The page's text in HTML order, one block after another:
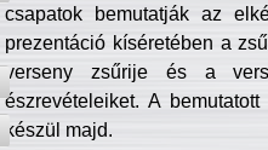
csapatok bemutatják az
prezentáció kíséretében a
verseny zsűrije és a
észrevételeiket. A
készül majd.